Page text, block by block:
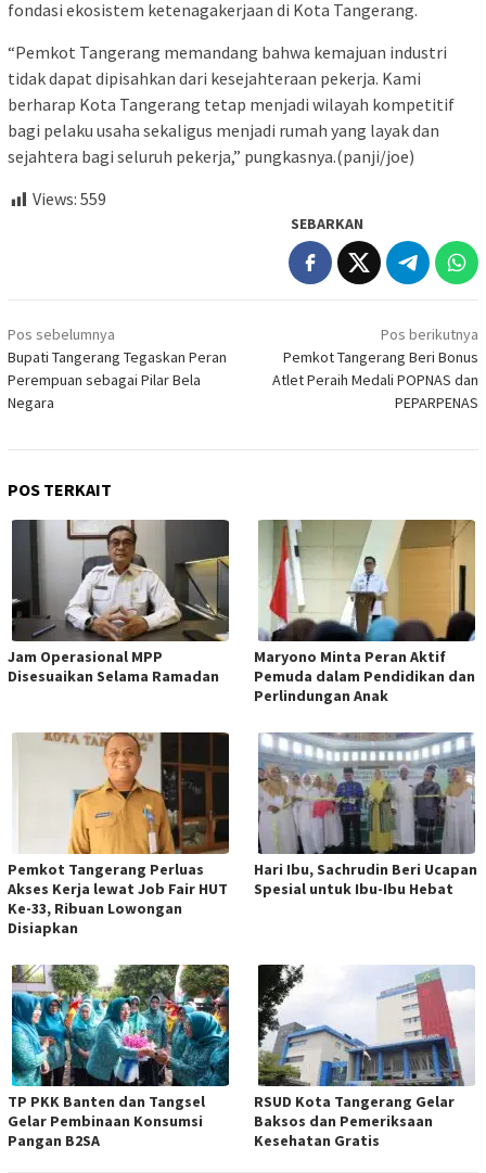
fondasi ekosistem ketenagakerjaan di Kota Tangerang.
“Pemkot Tangerang memandang bahwa kemajuan industri
tidak dapat dipisahkan dari kesejahteraan pekerja. Kami
berharap Kota Tangerang tetap menjadi wilayah kompetitif
bagi pelaku usaha sekaligus menjadi rumah yang layak dan
sejahtera bagi seluruh pekerja,” pungkasnya.(panji/joe)
Views: 559
SEBARKAN
Navigasi
pos
Pos sebelumnya
Bupati Tangerang Tegaskan Peran
Perempuan sebagai Pilar Bela
Negara
Pos berikutnya
Pemkot Tangerang Beri Bonus
Atlet Peraih Medali POPNAS dan
PEPARPENAS
POS TERKAIT
Jam Operasional MPP
Disesuaikan Selama Ramadan
Maryono Minta Peran Aktif
Pemuda dalam Pendidikan dan
Perlindungan Anak
Pemkot Tangerang Perluas
Akses Kerja lewat Job Fair HUT
Ke-33, Ribuan Lowongan
Disiapkan
Hari Ibu, Sachrudin Beri Ucapan
Spesial untuk Ibu-Ibu Hebat
TP PKK Banten dan Tangsel
Gelar Pembinaan Konsumsi
Pangan B2SA
RSUD Kota Tangerang Gelar
Baksos dan Pemeriksaan
Kesehatan Gratis